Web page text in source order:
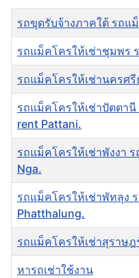
ชื่อ
รถขุดรับจ้างภาคใต้ รถแ
รถแม็คโครให้เช่าชุมพร
รถแม็คโครให้เช่านครศ
รถแม็คโครให้เช่าปัตตา
rent Pattani.
รถแม็คโครให้เช่าพังงา
Nga.
รถแม็คโครให้เช่าพัทลุง
Phatthalung.
รถแม็คโครให้เช่าสุราษ
หารถเช่าใช้งาน